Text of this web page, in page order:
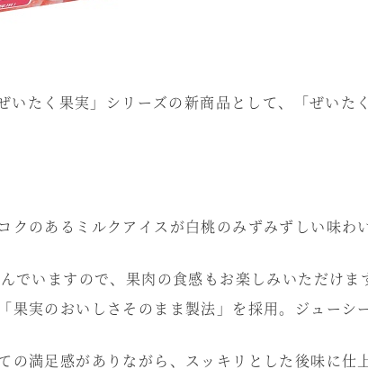
たく果実」シリーズの新商品として、「ぜいた
のあるミルクアイスが白桃のみずみずしい味わ
いますので、果肉の食感もお楽しみいただけま
果実のおいしさそのまま製法」を採用。ジューシ
の満足感がありながら、スッキリとした後味に仕